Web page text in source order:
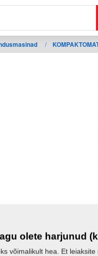
/
olete harjunud
võimalikult hea. Et